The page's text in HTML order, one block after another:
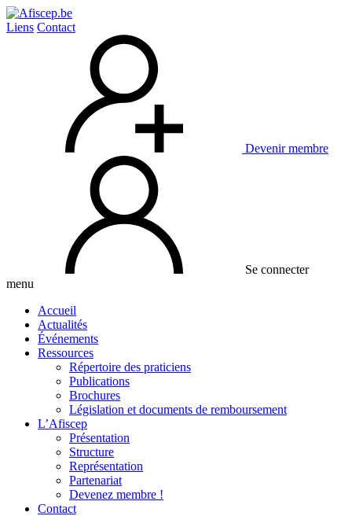
Liens Contact
Devenir membre
Se connecter
menu
Accueil
Actualités
Événements
Ressources
Répertoire des praticiens
Publications
Brochures
Législation et documents de remboursement
L’Afiscep
Présentation
Structure
Représentation
Partenariat
Devenez membre !
Contact